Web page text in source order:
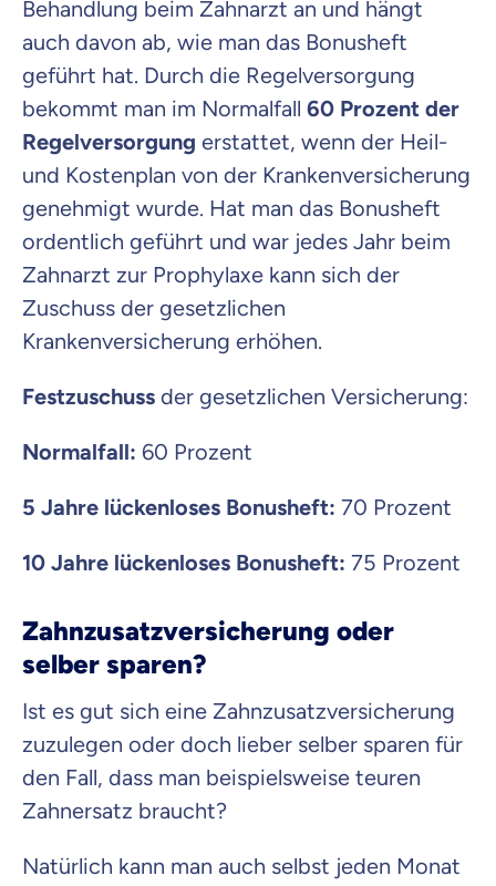
Behandlung beim Zahnarzt an und hängt
auch davon ab, wie man das Bonusheft
geführt hat. Durch die Regelversorgung
bekommt man im Normalfall 60 Prozent der
Regelversorgung erstattet, wenn der Heil-
und Kostenplan von der Krankenversicherung
genehmigt wurde. Hat man das Bonusheft
ordentlich geführt und war jedes Jahr beim
Zahnarzt zur Prophylaxe kann sich der
Zuschuss der gesetzlichen
Krankenversicherung erhöhen.
Festzuschuss der gesetzlichen Versicherung:
Normalfall: 60 Prozent
5 Jahre lückenloses Bonusheft: 70 Prozent
10 Jahre lückenloses Bonusheft: 75 Prozent
Zahnzusatzversicherung oder
selber sparen?
Ist es gut sich eine Zahnzusatzversicherung
zuzulegen oder doch lieber selber sparen für
den Fall, dass man beispielsweise teuren
Zahnersatz braucht?
Natürlich kann man auch selbst jeden Monat